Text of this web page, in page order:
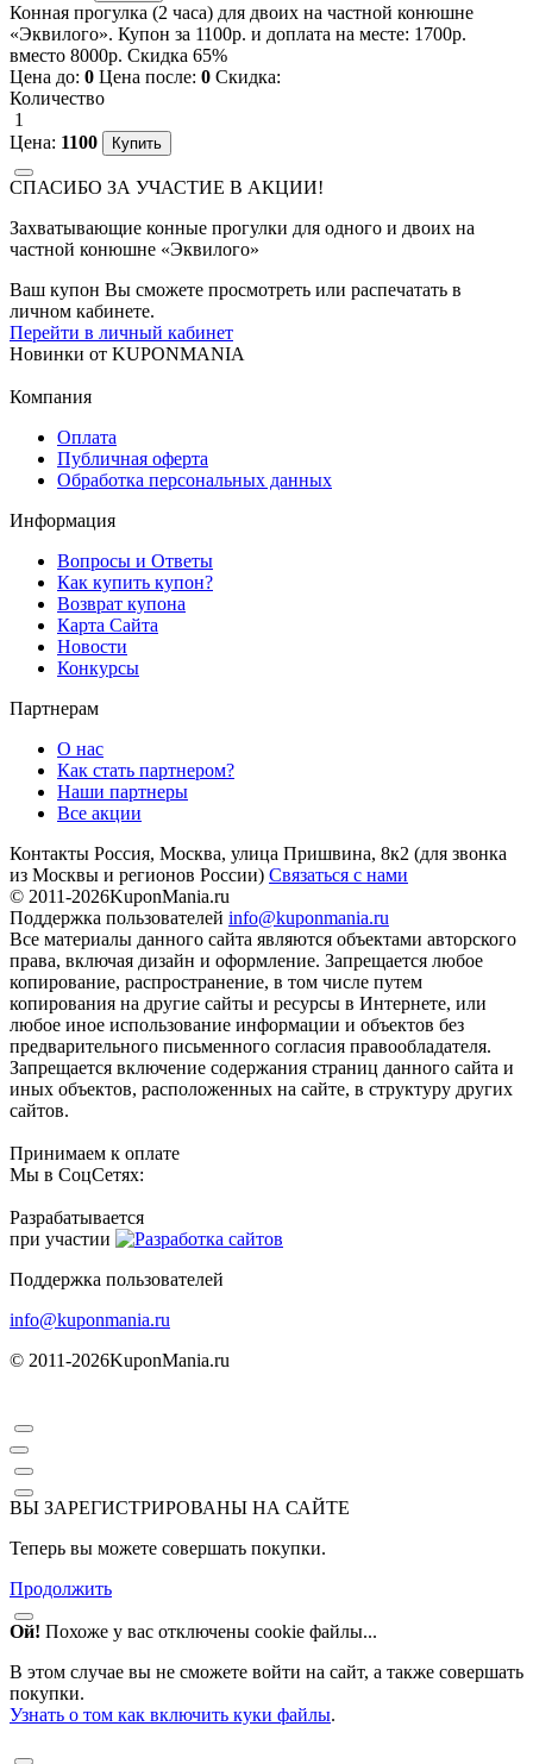
Конная прогулка (2 часа) для двоих на частной конюшне
«Эквилого». Купон за 1100р. и доплата на месте: 1700р.
вместо 8000р. Скидка 65%
Цена до: 0 Цена после: 0 Скидка:
Количество
1
Цена: 1100
СПАСИБО ЗА УЧАСТИЕ В АКЦИИ!
Захватывающие конные прогулки для одного и двоих на
частной конюшне «Эквилого»
Ваш купон Вы сможете просмотреть или распечатать в
личном кабинете.
Перейти в личный кабинет
Новинки от KUPONMANIA
Компания
Оплата
Публичная оферта
Обработка персональных данных
Информация
Вопросы и Ответы
Как купить купон?
Возврат купона
Карта Сайта
Новости
Конкурсы
Партнерам
О нас
Как стать партнером?
Наши партнеры
Все акции
Контакты Россия, Москва, улица Пришвина, 8к2 (для звонка
из Москвы и регионов России) Связаться с нами
© 2011-2026KuponMania.ru
Поддержка пользователей info@kuponmania.ru
Все материалы данного сайта являются объектами авторского
права, включая дизайн и оформление. Запрещается любое
копирование, распространение, в том числе путем
копирования на другие сайты и ресурсы в Интернете, или
любое иное использование информации и объектов без
предварительного письменного согласия правообладателя.
Запрещается включение содержания страниц данного сайта и
иных объектов, расположенных на сайте, в структуру других
сайтов.
Принимаем к оплате
Мы в СоцСетях:
Разрабатывается
при участии
Поддержка пользователей
info@kuponmania.ru
© 2011-2026KuponMania.ru
ВЫ ЗАРЕГИСТРИРОВАНЫ НА САЙТЕ
Теперь вы можете совершать покупки.
Продолжить
Ой! Похоже у вас отключены cookie файлы...
В этом случае вы не сможете войти на сайт, а также совершать
покупки.
Узнать о том как включить куки файлы.